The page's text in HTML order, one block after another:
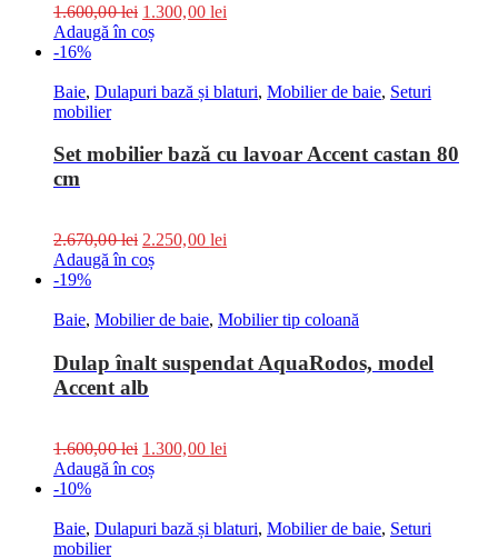
1.600,00lei 1.300,00 lei
Adaugă în coș
-16%
Baie, Dulapuri bază și blaturi, Mobilier de baie, Seturi
mobilier
Set mobilier bază cu lavoar Accent castan 80
cm
2.670,00lei 2.250,00 lei
Adaugă în coș
-19%
Baie, Mobilier de baie, Mobilier tip coloană
Dulap înalt suspendat AquaRodos, model
Accent alb
1.600,00lei 1.300,00 lei
Adaugă în coș
-10%
Baie, Dulapuri bază și blaturi, Mobilier de baie, Seturi
mobilier